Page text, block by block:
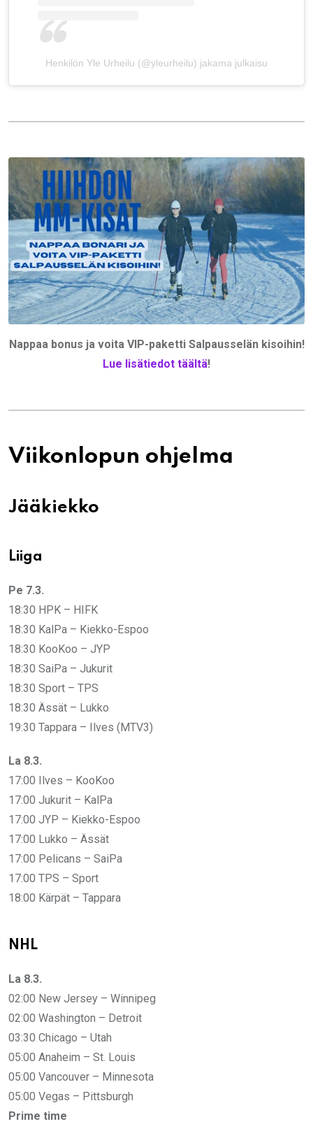
Henkilön Yle Urheilu (@yleurheilu) jakama julkaisu
Nappaa bonus ja voita VIP-paketti Salpausselän kisoihin!
Lue lisätiedot täältä!
Viikonlopun ohjelma
Jääkiekko
Liiga
Pe 7.3.
18:30 HPK – HIFK
18:30 KalPa – Kiekko-Espoo
18:30 KooKoo – JYP
18:30 SaiPa – Jukurit
18:30 Sport – TPS
18:30 Ässät – Lukko
19:30 Tappara – Ilves (MTV3)
La 8.3.
17:00 Ilves – KooKoo
17:00 Jukurit – KalPa
17:00 JYP – Kiekko-Espoo
17:00 Lukko – Ässät
17:00 Pelicans – SaiPa
17:00 TPS – Sport
18:00 Kärpät – Tappara
NHL
La 8.3.
02:00 New Jersey – Winnipeg
02:00 Washington – Detroit
03:30 Chicago – Utah
05:00 Anaheim – St. Louis
05:00 Vancouver – Minnesota
05:00 Vegas – Pittsburgh
Prime time